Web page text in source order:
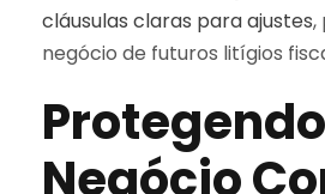
cláusulas claras para ajustes,
negócio de futuros litígios
Negócio